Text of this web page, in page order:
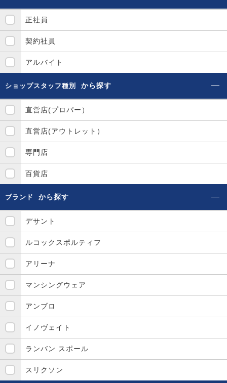
正社員
契約社員
アルバイト
ショップスタッフ種別 から探す
直営店(プロパー）
直営店(アウトレット）
専門店
百貨店
ブランド から探す
デサント
ルコックスポルティフ
アリーナ
マンシングウェア
アンブロ
イノヴェイト
ランバン スポール
スリクソン